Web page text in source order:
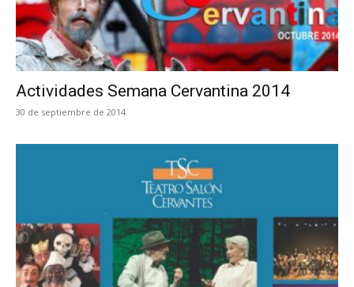
Actividades Semana Cervantina 2014
30 de septiembre de 2014